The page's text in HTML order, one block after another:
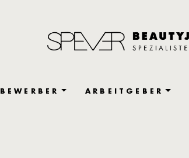
BEWERBER ARBEITGEBER